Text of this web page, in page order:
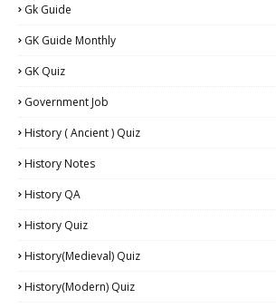
Gk Guide
GK Guide Monthly
GK Quiz
Government Job
History ( Ancient ) Quiz
History Notes
History QA
History Quiz
History(Medieval) Quiz
History(Modern) Quiz